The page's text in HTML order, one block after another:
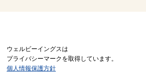
ウェルビーイングスは
プライバシーマークを取得しています。
個人情報保護方針